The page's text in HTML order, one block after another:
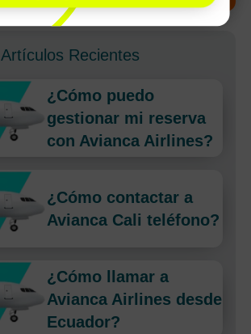
Artículos Recientes
¿Cómo puedo
gestionar mi reserva
con Avianca Airlines?
¿Cómo contactar a
Avianca Cali teléfono?
¿Cómo llamar a
Avianca Airlines desde
Ecuador?